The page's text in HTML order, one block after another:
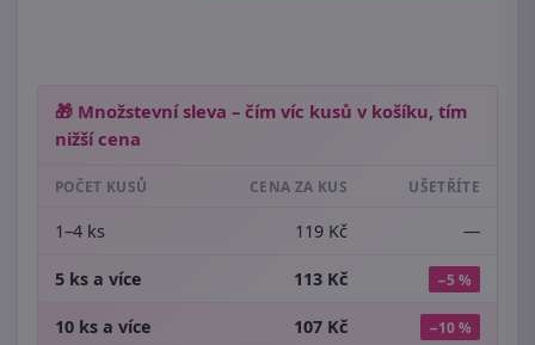
🎁 Množstevní sleva – čím víc kusů v košíku, tím
nižší cena
POČET KUSŮ CENA ZA KUS UŠETŘÍTE
1–4 ks 119 Kč —
5 ks a více 113 Kč −5 %
10 ks a více 107 Kč −10 %